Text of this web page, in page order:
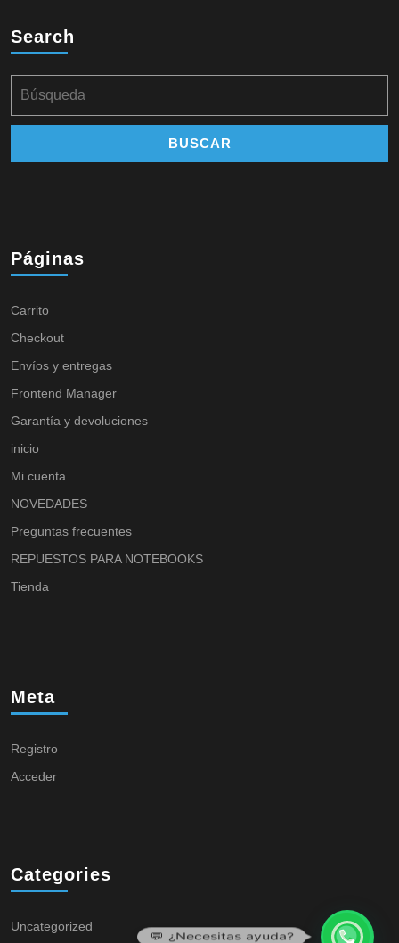
Search
Páginas
Carrito
Checkout
Envíos y entregas
Frontend Manager
Garantía y devoluciones
inicio
Mi cuenta
NOVEDADES
Preguntas frecuentes
REPUESTOS PARA NOTEBOOKS
Tienda
Meta
Registro
Acceder
Categories
Uncategorized
💬 ¿Necesitas ayuda?